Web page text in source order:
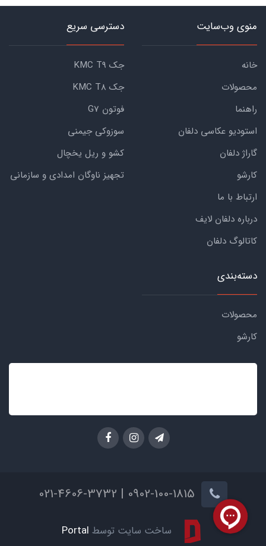
منوی وب‌سایت
خانه
محصولات
راهنما
استودیو عکاسی دلفان
گاراژ دلفان
کارشو
ارتباط با ما
درباره دلفان لایف
کاتالوگ دلفان
دسترسی سریع
جک KMC T9
جک KMC T8
فوتون G7
سوزوکی جیمنی
کشو و ریل یخچال
تجهیز ناوگان امدادی و سازمانی
دسته‌بندی
محصولات
کارشو
ساخت سایت توسط Portal